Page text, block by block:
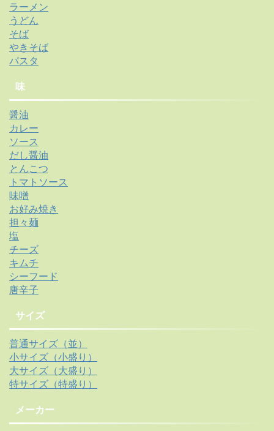
ラーメン
うどん
そば
やきそば
パスタ
味
醤油
カレー
ソース
だし醤油
とんこつ
トマトソース
味噌
お好み焼き
担々麺
塩
チーズ
キムチ
シーフード
唐辛子
サイズ
普通サイズ（並）
小サイズ（小盛り）
大サイズ（大盛り）
特サイズ（特盛り）
メーカー